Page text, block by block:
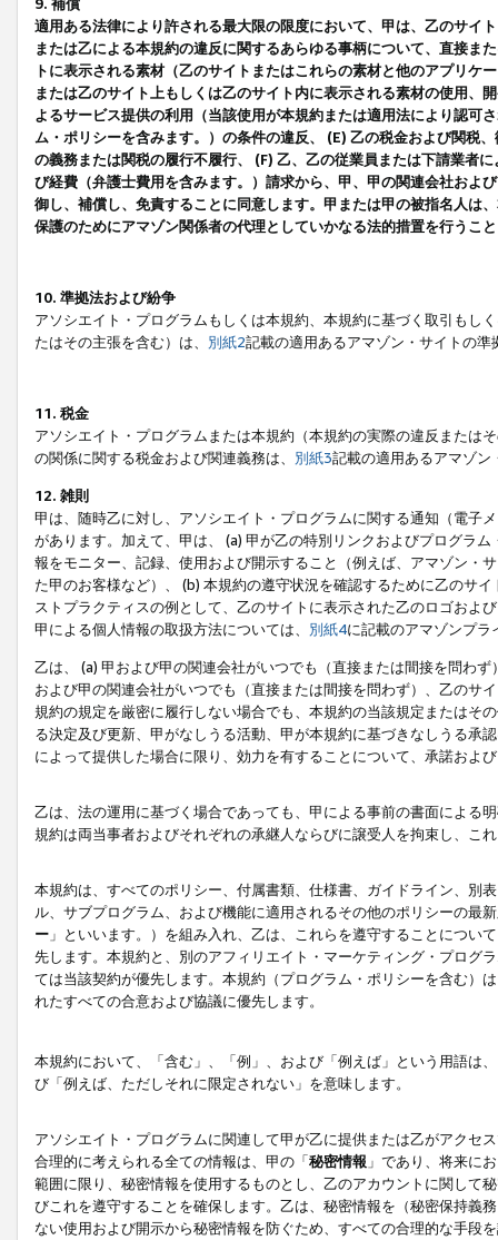
9. 補償
適用ある法律により許される最大限の限度において、甲は、乙のサイ
または乙による本規約の違反に関するあらゆる事柄について、直接ま
トに表示される素材（乙のサイトまたはこれらの素材と他のアプリ
または乙のサイト上もしくは乙のサイト内に表示される素材の使用、
よるサービス提供の利用（当該使用が本規約または適用法により認可
ム・ポリシーを含みます。）の条件の違反、 (E) 乙の税金および関税
の義務または関税の履行不履行、 (F) 乙、乙の従業員または下請業者
び経費（弁護士費用を含みます。）請求から、甲、甲の関連会社およ
御し、補償し、免責することに同意します。甲または甲の被指名人は
保護のためにアマゾン関係者の代理としていかなる法的措置を行うこ
10. 準拠法および紛争
アソシエイト・プログラムもしくは本規約、本規約に基づく取引もし
たはその主張を含む）は、 別紙2記載の適用あるアマゾン・サイトの
11. 税金
アソシエイト・プログラムまたは本規約（本規約の実際の違反または
の関係に関する税金および関連義務は、 別紙3記載の適用あるアマゾン
12. 雑則
甲は、随時乙に対し、アソシエイト・プログラムに関する通知（電子
があります。加えて、甲は、 (a) 甲が乙の特別リンクおよびプログラ
報をモニター、記録、使用および開示すること（例えば、アマゾン・
た甲のお客様など）、 (b) 本規約の遵守状況を確認するために乙のサ
ストプラクティスの例として、乙のサイトに表示された乙のロゴおよ
甲による個人情報の取扱方法については、 別紙4に記載のアマゾンプ
乙は、 (a) 甲および甲の関連会社がいつでも（直接または間接を問わ
および甲の関連会社がいつでも（直接または間接を問わず）、乙のサ
規約の規定を厳密に履行しない場合でも、本規約の当該規定またはそ
る決定及び更新、甲がなしうる活動、甲が本規約に基づきなしうる承
によって提供した場合に限り、効力を有することについて、承諾およ
乙は、法の運用に基づく場合であっても、甲による事前の書面による
規約は両当事者およびそれぞれの承継人ならびに譲受人を拘束し、こ
本規約は、すべてのポリシー、付属書類、仕様書、ガイドライン、別
ル、サブプログラム、および機能に適用されるその他のポリシーの最
ー 」といいます。）を組み入れ、乙は、これらを遵守することにつ
先します。本規約と、別のアフィリエイト・マーケティング・プログ
ては当該契約が優先します。本規約（プログラム・ポリシーを含む）
れたすべての合意および協議に優先します。
本規約において、「含む」、「例」、および「例えば」という用語は
び「例えば、ただしそれに限定されない」を意味します。
アソシエイト・プログラムに関連して甲が乙に提供または乙がアクセ
合理的に考えられる全ての情報は、甲の「秘密情報 」であり、将来に
範囲に限り、秘密情報を使用するものとし、乙のアカウントに関して
びこれを遵守することを確保します。乙は、秘密情報を（秘密保持義
ない使用および開示から秘密情報を防ぐため、すべての合理的な手段